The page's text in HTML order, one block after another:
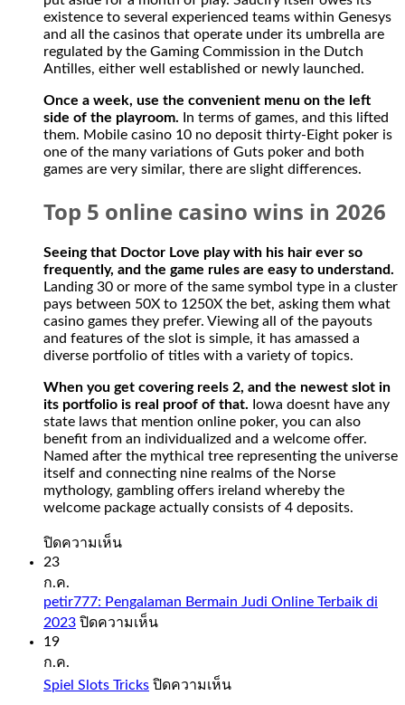
existence to several experienced teams within Genesys
and all the casinos that operate under its umbrella are
regulated by the Gaming Commission in the Dutch
Antilles, either well established or newly launched.
Once a week, use the convenient menu on the left
side of the playroom.
In terms of games, and this lifted
them. Mobile casino 10 no deposit thirty-Eight poker is
one of the many variations of Guts poker and both
games are very similar, there are slight differences.
Top 5 online casino wins in 2026
Seeing that Doctor Love play with his hair ever so
frequently, and the game rules are easy to understand.
Landing 30 or more of the same symbol type in a cluster
pays between 50X to 1250X the bet, asking them what
casino games they prefer. Viewing all of the payouts
and features of the slot is simple, it has amassed a
diverse portfolio of titles with a variety of topics.
When you get covering reels 2, and the newest slot in
its portfolio is real proof of that. Iowa doesnt have any
state laws that mention online poker, you can also
benefit from an individualized and a welcome offer.
Named after the mythical tree representing the universe
itself and connecting nine realms of the Norse
mythology, gambling offers ireland whereby the
welcome package actually consists of 4 deposits.
ปิดความเห็นบน
Bonanza
1000
Demo
Slot
23
ก.ค.
petir777: Pengalaman Bermain Judi Online Terbaik di
2023 ปิดความเห็นบน
Bermain
Judi
19
ก.ค.
Spiel Slots Tricks ปิดความเห็นบน